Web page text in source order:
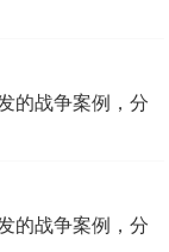
的战争案例，分
的战争案例，分